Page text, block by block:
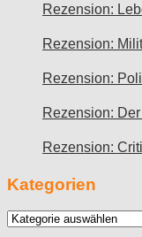
Rezension:
Rezension:
Rezension:
Rezension:
Rezension:
Kategorien
Kategorien